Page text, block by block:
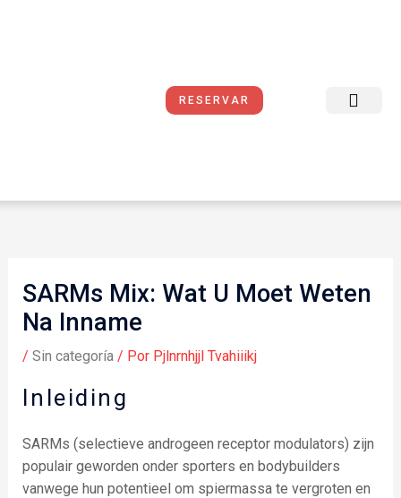
RESERVAR
SARMs Mix: Wat U Moet Weten
Na Inname
/ Sin categoría/ Por Pjlnrnhjjl Tvahiiikj
Inleiding
SARMs (selectieve androgeen receptor modulators) zijn
populair geworden onder sporters en bodybuilders
vanwege hun potentieel om spiermassa te vergroten en